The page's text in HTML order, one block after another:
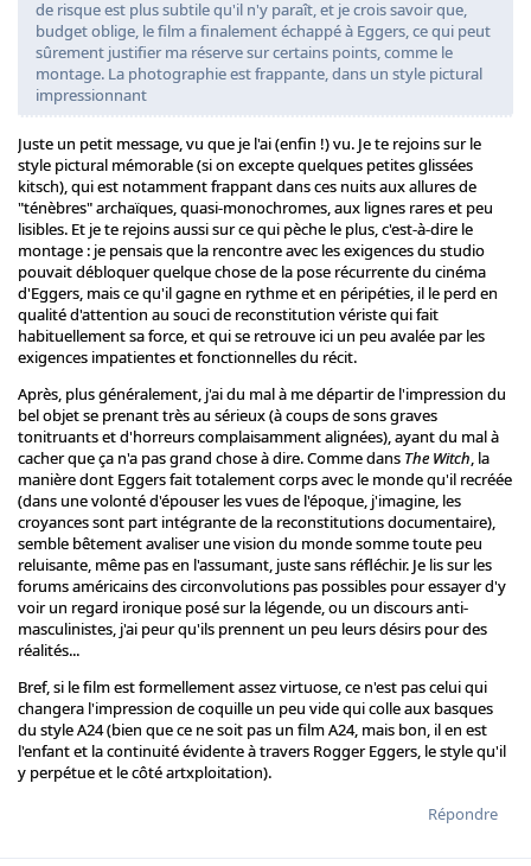
de risque est plus subtile qu'il n'y paraît, et je crois savoir que,
budget oblige, le film a finalement échappé à Eggers, ce qui peut
sûrement justifier ma réserve sur certains points, comme le
montage. La photographie est frappante, dans un style pictural
impressionnant
Juste un petit message, vu que je l'ai (enfin !) vu. Je te rejoins sur le
style pictural mémorable (si on excepte quelques petites glissées
kitsch), qui est notamment frappant dans ces nuits aux allures de
"ténèbres" archaïques, quasi-monochromes, aux lignes rares et peu
lisibles. Et je te rejoins aussi sur ce qui pèche le plus, c'est-à-dire le
montage : je pensais que la rencontre avec les exigences du studio
pouvait débloquer quelque chose de la pose récurrente du cinéma
d'Eggers, mais ce qu'il gagne en rythme et en péripéties, il le perd en
qualité d'attention au souci de reconstitution vériste qui fait
habituellement sa force, et qui se retrouve ici un peu avalée par les
exigences impatientes et fonctionnelles du récit.
Après, plus généralement, j'ai du mal à me départir de l'impression du
bel objet se prenant très au sérieux (à coups de sons graves
tonitruants et d'horreurs complaisamment alignées), ayant du mal à
cacher que ça n'a pas grand chose à dire. Comme dans The Witch, la
manière dont Eggers fait totalement corps avec le monde qu'il recréée
(dans une volonté d'épouser les vues de l'époque, j'imagine, les
croyances sont part intégrante de la reconstitutions documentaire),
semble bêtement avaliser une vision du monde somme toute peu
reluisante, même pas en l'assumant, juste sans réfléchir. Je lis sur les
forums américains des circonvolutions pas possibles pour essayer d'y
voir un regard ironique posé sur la légende, ou un discours anti-
masculinistes, j'ai peur qu'ils prennent un peu leurs désirs pour des
réalités...
Bref, si le film est formellement assez virtuose, ce n'est pas celui qui
changera l'impression de coquille un peu vide qui colle aux basques
du style A24 (bien que ce ne soit pas un film A24, mais bon, il en est
l'enfant et la continuité évidente à travers Rogger Eggers, le style qu'il
y perpétue et le côté artxploitation).
Répondre